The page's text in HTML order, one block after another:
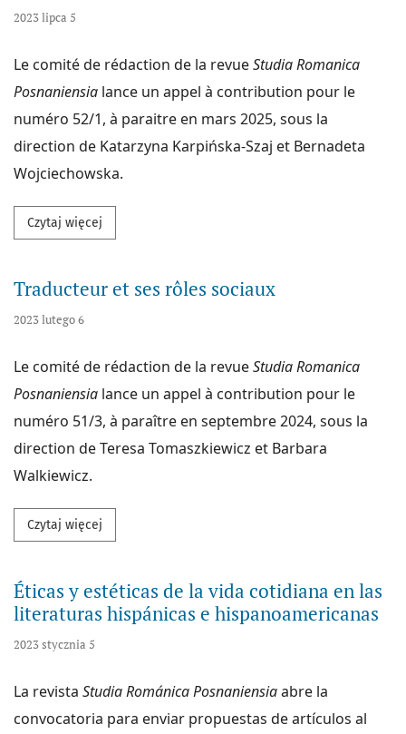
2023 lipca 5
Le comité de rédaction de la revueStudia Romanica
Posnaniensia lance un appel à contribution pour le
numéro 52/1, à paraitre en mars 2025, sous la
direction de Katarzyna Karpińska-Szaj et Bernadeta
Wojciechowska.
Czytaj więcej
Traducteur et ses rôles sociaux
2023 lutego 6
Le comité de rédaction de la revueStudia Romanica
Posnaniensia lance un appel à contribution pour le
numéro 51/3, à paraître en septembre 2024, sous la
direction de Teresa Tomaszkiewicz et Barbara
Walkiewicz.
Czytaj więcej
Éticas y estéticas de la vida cotidiana en las
literaturas hispánicas e hispanoamericanas
2023 stycznia 5
La revista Studia Románica Posnaniensiaabre la
convocatoria para enviar propuestas de artículos al